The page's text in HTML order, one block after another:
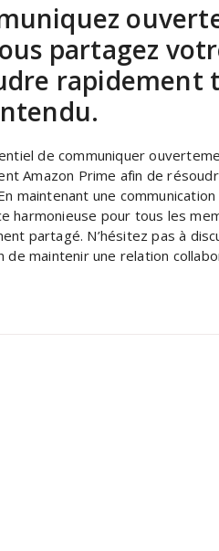
partagez
rapidement
de communiquer
Amazon Prime afin de
maintenant une
harmonieuse pour tous les
partagé. N’hésitez pas à
de maintenir une relation